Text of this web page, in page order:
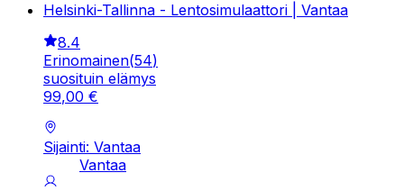
Helsinki-Tallinna - Lentosimulaattori | Vantaa
8.4
Erinomainen(54)
suosituin elämys
99,00 €
Sijainti: Vantaa
Vantaa